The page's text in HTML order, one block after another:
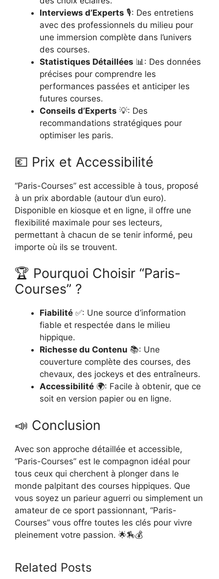
Interviews d’Experts 🎙️: Des entretiens
avec des professionnels du milieu pour
une immersion complète dans l’univers
des courses.
Statistiques Détaillées 📊: Des données
précises pour comprendre les
performances passées et anticiper les
futures courses.
Conseils d’Experts 💡: Des
recommandations stratégiques pour
optimiser les paris.
💶 Prix et Accessibilité
“Paris-Courses” est accessible à tous, proposé
à un prix abordable (autour d’un euro).
Disponible en kiosque et en ligne, il offre une
flexibilité maximale pour ses lecteurs,
permettant à chacun de se tenir informé, peu
importe où ils se trouvent.
🏆 Pourquoi Choisir “Paris-
Courses” ?
Fiabilité ✅: Une source d’information
fiable et respectée dans le milieu
hippique.
Richesse du Contenu 📚: Une
couverture complète des courses, des
chevaux, des jockeys et des entraîneurs.
Accessibilité 🌍: Facile à obtenir, que ce
soit en version papier ou en ligne.
📣 Conclusion
Avec son approche détaillée et accessible,
“Paris-Courses” est le compagnon idéal pour
tous ceux qui cherchent à plonger dans le
monde palpitant des courses hippiques. Que
vous soyez un parieur aguerri ou simplement un
amateur de ce sport passionnant, “Paris-
Courses” vous offre toutes les clés pour vivre
pleinement votre passion. 🌟🏇💰
Related Posts